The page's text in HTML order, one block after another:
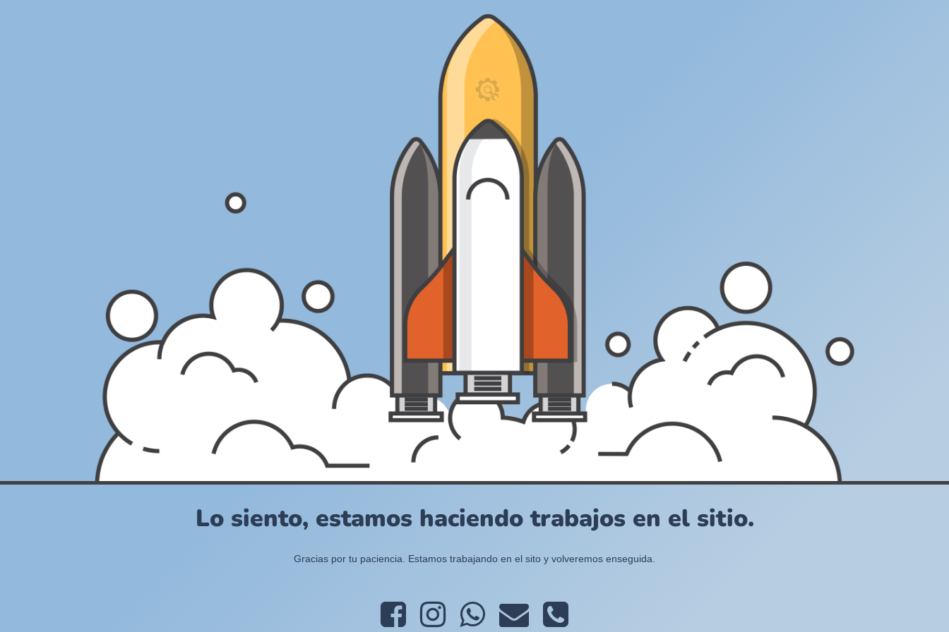
Lo siento, estamos haciendo trabajos en el sitio.
Gracias por tu paciencia. Estamos trabajando en el sito y volveremos enseguida.